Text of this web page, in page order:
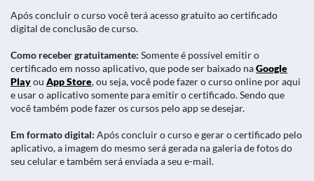
Após concluir o curso você terá acesso gratuito ao certificado
digital de conclusão de curso.
Como receber gratuitamente: Somente é possível emitir o
certificado em nosso aplicativo, que pode ser baixado naGoogle
Playou App Store, ou seja, você pode fazer o curso online por aqui
e usar o aplicativo somente para emitir o certificado. Sendo que
você também pode fazer os cursos pelo app se desejar.
Em formato digital: Após concluir o curso e gerar o certificado pelo
aplicativo, a imagem do mesmo será gerada na galeria de fotos do
seu celular e também será enviada a seu e-mail.